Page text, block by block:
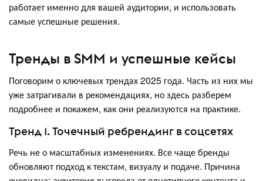
работает именно для вашей аудитории, и использовать
самые успешные решения.
Тренды в SMM и успешные кейсы
Поговорим о ключевых трендах 2025 года. Часть из них мы
уже затрагивали в рекомендациях, но здесь разберем
подробнее и покажем, как они реализуются на практике.
Тренд 1. Точечный ребрендинг в соцсетях
Речь не о масштабных изменениях. Все чаще бренды
обновляют подход к текстам, визуалу и подаче. Причина